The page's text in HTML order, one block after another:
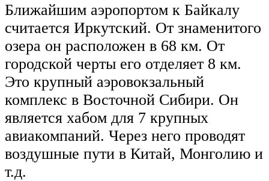
Ближайшим аэропортом к Байкалу
считается Иркутский. От знаменитого
озера он расположен в 68 км. От
городской черты его отделяет 8 км.
Это крупный аэровокзальный
комплекс в Восточной Сибири. Он
является хабом для 7 крупных
авиакомпаний. Через него проводят
воздушные пути в Китай, Монголию и
т.д.